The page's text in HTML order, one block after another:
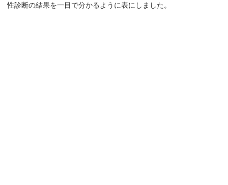
性診断の結果を一目で分かるように表にしました。